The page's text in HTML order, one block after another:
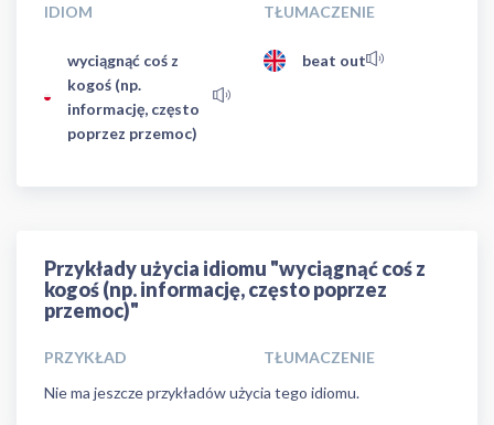
IDIOM TŁUMACZENIE
wyciągnąć coś z
kogoś (np.
informację, często
poprzez przemoc)
beat out
Przykłady użycia idiomu "wyciągnąć coś z
kogoś (np. informację, często poprzez
przemoc)"
PRZYKŁAD
TŁUMACZENIE
Nie ma jeszcze przykładów użycia tego idiomu.